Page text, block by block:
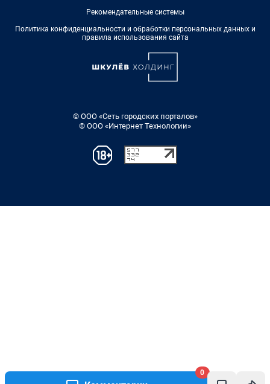
0
Рекомендательные системы
Политика конфиденциальности и обработки персональных данных и
правила использования сайта
© ООО «Сеть городских порталов»
© ООО «Интернет Технологии»